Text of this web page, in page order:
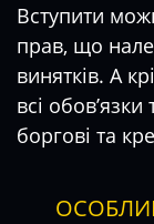
Вступити
прав, що
винятків. А
всі
боргові та